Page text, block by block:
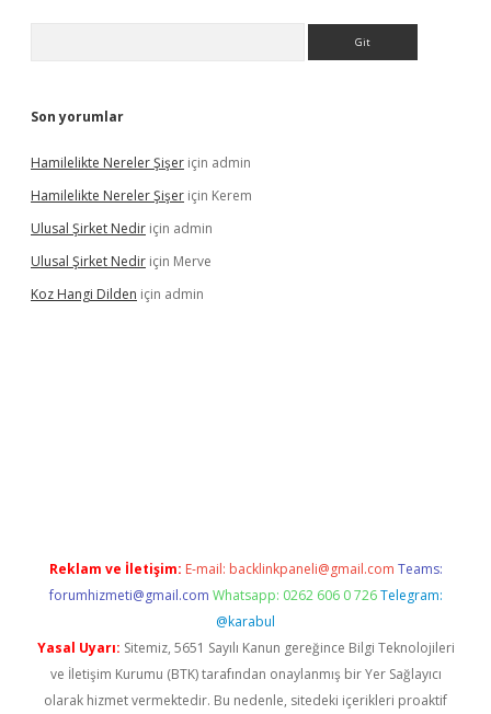
Son yorumlar
Hamilelikte Nereler Şişer için admin
Hamilelikte Nereler Şişer için Kerem
Ulusal Şirket Nedir için admin
Ulusal Şirket Nedir için Merve
Koz Hangi Dilden için admin
Reklam ve İletişim: E-mail: backlinkpaneli@gmail.com Teams:
forumhizmeti@gmail.com Whatsapp: 0262 606 0 726 Telegram:
@karabul
Yasal Uyarı: Sitemiz, 5651 Sayılı Kanun gereğince Bilgi Teknolojileri
ve İletişim Kurumu (BTK) tarafından onaylanmış bir Yer Sağlayıcı
olarak hizmet vermektedir. Bu nedenle, sitedeki içerikleri proaktif